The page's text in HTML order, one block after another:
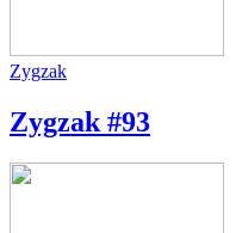
Zygzak
Zygzak #93